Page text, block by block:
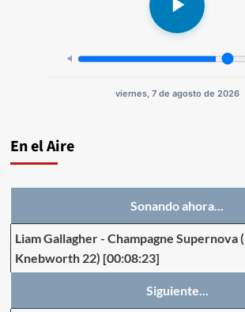
viernes, 7 de agosto de 2026
En el Aire
Sonando ahora...
Liam Gallagher- Champagne Supernova
Knebworth 22) [00:08:23]
Siguiente...